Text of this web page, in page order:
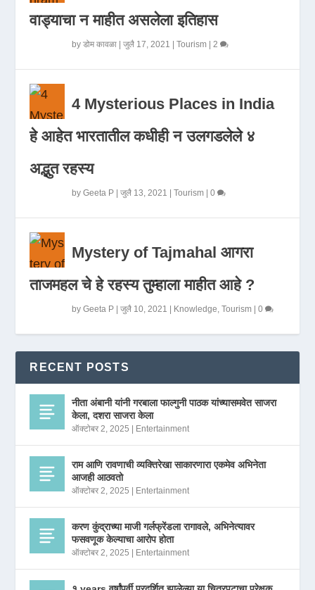
वाड्याचा न माहीत असलेला इतिहास
byडोम कावळा |जुलै 17, 2021 |Tourism | 2
4 Mysterious Places in India
हे आहेत भारतातील कधीही न उलगडलेले ४
अद्भुत रहस्य
byGeeta P |जुलै 13, 2021 |Tourism |0
Mystery of Tajmahal आगरा
ताजमहल चे हे रहस्य तुम्हाला माहीत आहे ?
byGeeta P |जुलै 10, 2021 | Knowledge ,Tourism |0
RECENT POSTS
नीता अंबानी यांनी गरबाला फाल्गुनी पाठक यांच्यासमवेत साजरा
केला, दशरा साजरा केला
ऑक्टोबर 2, 2025 | Entertainment
राम आणि रावणाची व्यक्तिरेखा साकारणारा एकमेव अभिनेता
आजही आठवतो
ऑक्टोबर 2, 2025 | Entertainment
करण कुंद्राच्या माजी गर्लफ्रेंडला रागावले, अभिनेत्यावर
फसवणूक केल्याचा आरोप होता
ऑक्टोबर 2, 2025 | Entertainment